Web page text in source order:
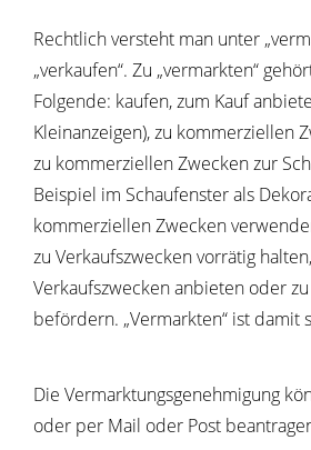
Rechtlich versteht man unter
„verkaufen“. Zu „vermarkten“
Folgende: kaufen, zum Kauf
Kleinanzeigen), zu kommerziellen
zu kommerziellen Zwecken zur
Beispiel im Schaufenster als
kommerziellen Zwecken
zu Verkaufszwecken vorrätig
Verkaufszwecken anbieten oder
befördern. „Vermarkten“ ist damit
Die Vermarktungsgenehmigung
oder per Mail oder Post